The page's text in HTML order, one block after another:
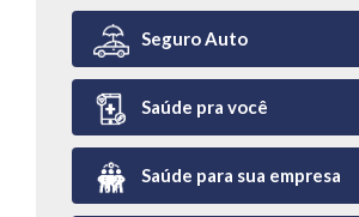
Seguro Auto
Saúde pra você
Saúde para sua empresa